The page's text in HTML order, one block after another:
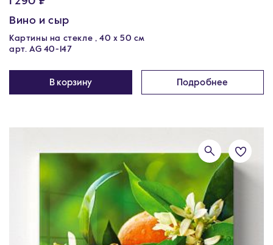
Вино и сыр
Картины на стекле , 40 х 50 см
арт. AG 40-147
В корзину Подробнее